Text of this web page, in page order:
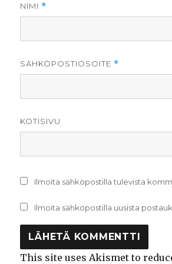
NIMI *
SÄHKÖPOSTIOSOITE *
KOTISIVU
Ilmoita sähköpostilla tulevista
Ilmoita sähköpostilla uusista
This site uses Akismet to